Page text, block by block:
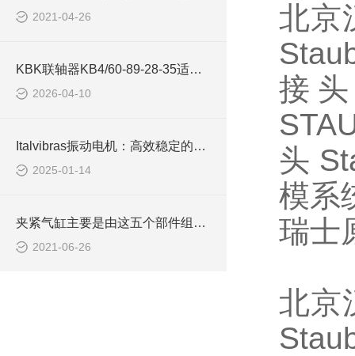
2021-04-26
KBK联轴器​KB4/60-89-28-35适用于自动化生产线
2026-04-10
Italvibras振动电机：高效稳定的工业振动解决方案
2025-01-14
夹紧气缸主要是由这五个部件组成的
2021-06-26
北京
接
头
模系
瑞士
北京